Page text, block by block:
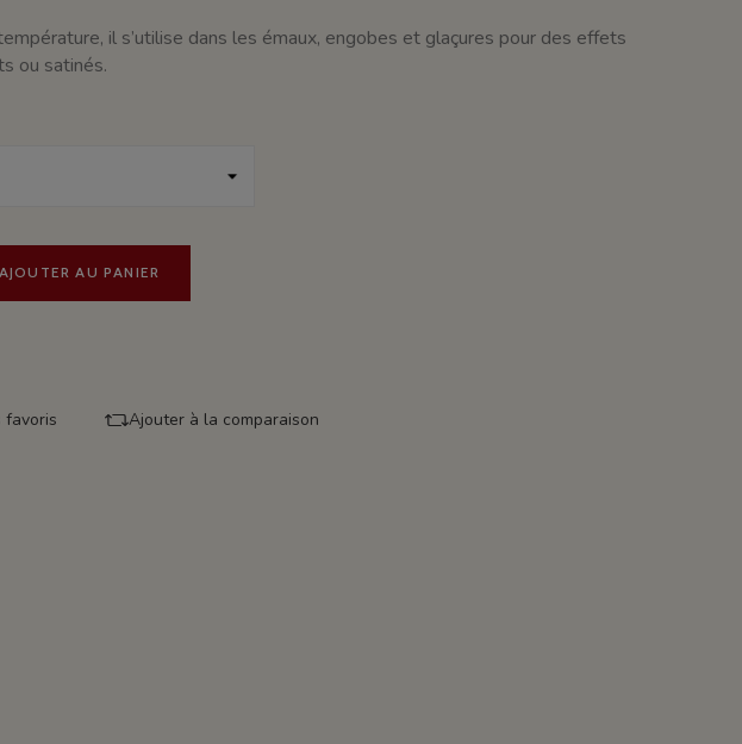
il s’utilise dans les émaux, engobes et glaçures pour des effets
ou satinés.
AJOUTER AU PANIER
favoris Ajouter à la comparaison